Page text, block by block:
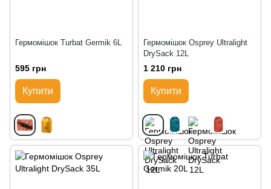
Гермомішок Turbat Germik 6L
595 грн
Купити
Гермомішок Osprey Ultralight
DrySack 12L
1 210 грн
Купити